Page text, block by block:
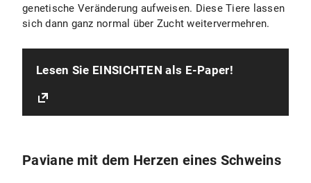
genetische Veränderung aufweisen. Diese Tiere lassen
sich dann ganz normal über Zucht weitervermehren.
Lesen Sie EINSICHTEN als E-Paper!
Paviane mit dem Herzen eines Schweins